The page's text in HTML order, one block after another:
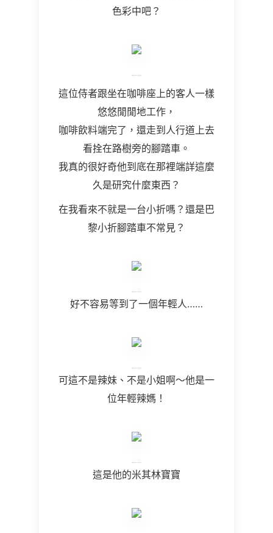
色彩中吧？
這位侍者跟坐在咖啡座上的客人一樣
悠悠閒閒地工作，
咖啡飲料端完了，還走到人行道上去
看拴在路樹旁的腳踏車。
我真的很好奇他到底在那裡端詳這麼
久是研究什麼東西？
在我看來不就是一台小折嗎？還是巴
黎小折腳踏車不常見？
好不容易等到了一個年輕人……
可這不是辣妹、不是小姐啊～他是一
位年輕辣媽！
這是他的米其林寶寶